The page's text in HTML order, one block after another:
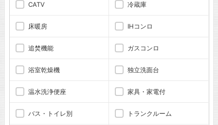
CATV 冷蔵庫
床暖房 IHコンロ
追焚機能 ガスコンロ
浴室乾燥機 独立洗面台
温水洗浄便座 家具・家電付
バス・トイレ別 トランクルーム